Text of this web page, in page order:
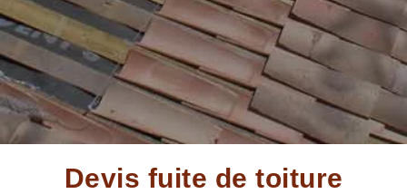
Devis fuite de toiture